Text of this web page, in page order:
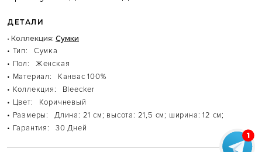
ДЕТАЛИ
• Коллекция: Сумки
• Тип:
Сумка
• Пол:
Женская
• Материал:
Канвас 100%
• Коллекция:
Bleecker
• Цвет:
Коричневый
• Размеры:
Длина: 21 см; высота: 21,5 см; ширина: 12 см;
• Гарантия:
30 Дней